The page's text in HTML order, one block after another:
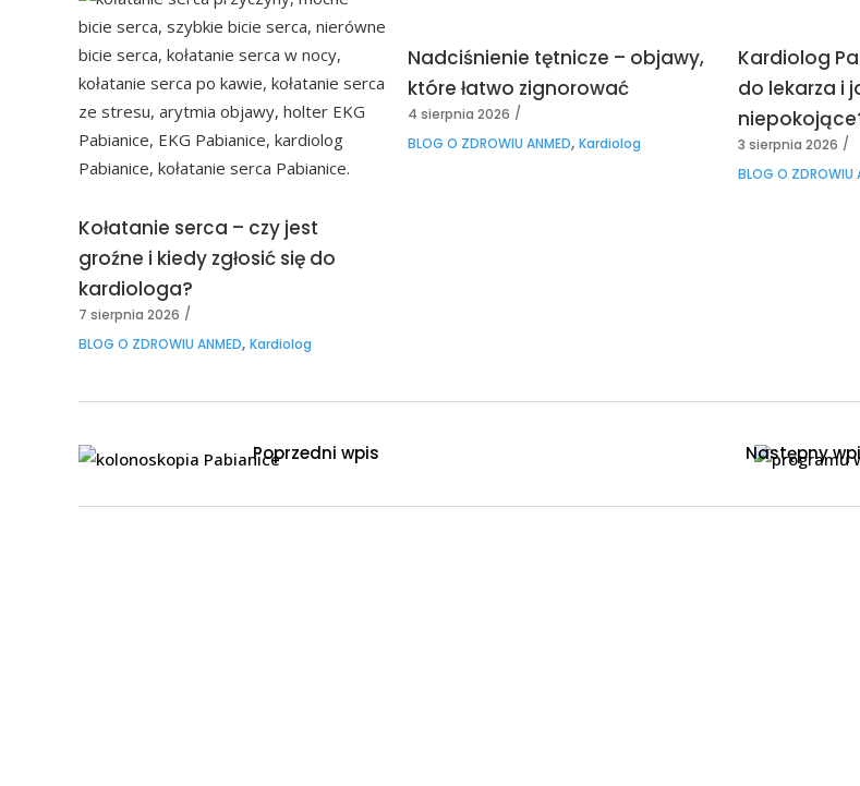
Kołatanie serca – czy jest
groźne i kiedy zgłosić się do
kardiologa?
7 sierpnia 2026
BLOG O ZDROWIU ANMED, Kardiolog
Nadciśnienie tętnicze – objawy,
które łatwo zignorować
4 sierpnia 2026
BLOG O ZDROWIU ANMED,Kardiolog
Kardiolog
do lekarza i
3 sierpnia 2026
BLOG O ZDROWIU
Poprzedni wpis Następny